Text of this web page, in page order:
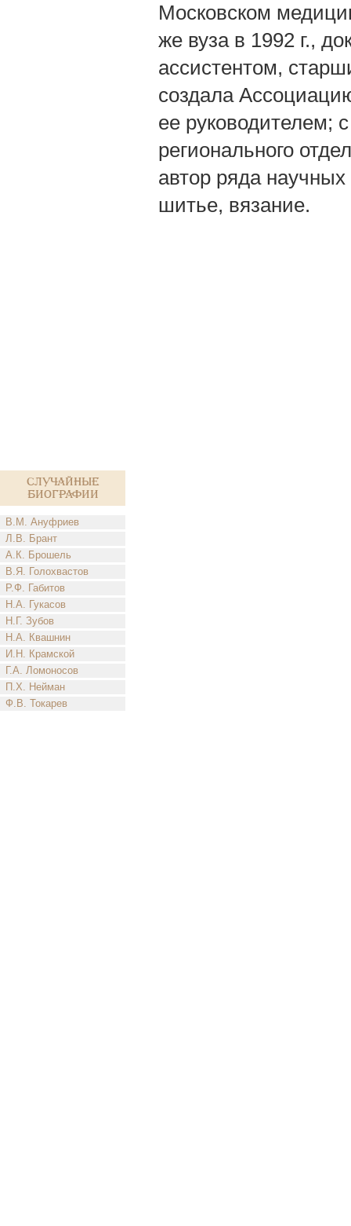
Случайные
биографии
В.М. Ануфриев
Л.В. Брант
А.К. Брошель
В.Я. Голохвастов
Р.Ф. Габитов
Н.А. Гукасов
Н.Г. Зубов
Н.А. Квашнин
И.Н. Крамской
Г.А. Ломоносов
П.Х. Нейман
Ф.В. Токарев
Московском
же вуза в 1992 г.,
ассистентом,
создала
ее руководителем;
регионального
автор ряда
шитье, вязание.